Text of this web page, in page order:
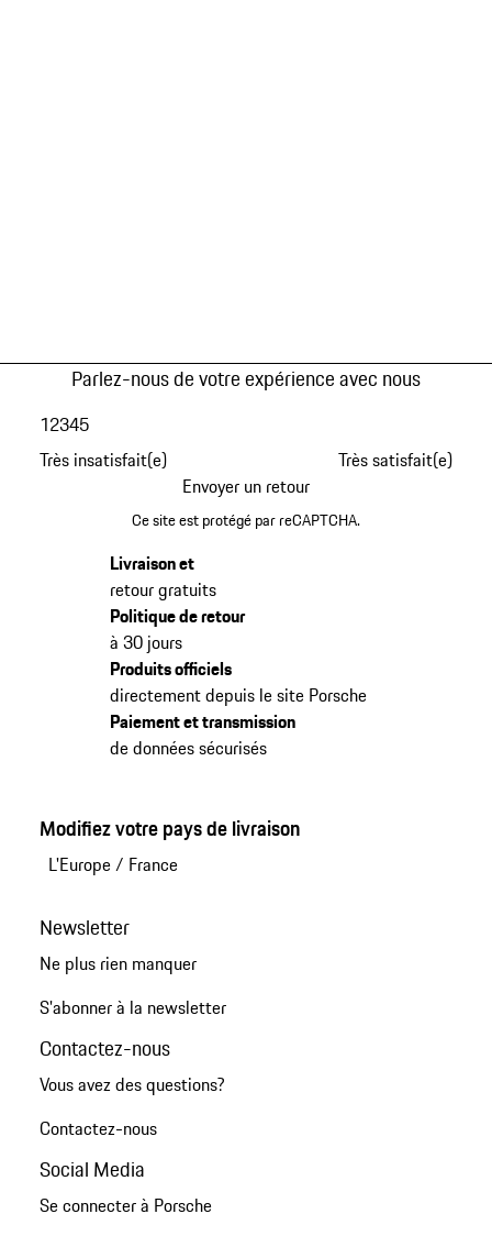
Parlez-nous de votre expérience avec nous
Très insatisfait(e)
12345
Très satisfait(e)
Envoyer un retour
Ce site est protégé par reCAPTCHA.
Livraison et
retour gratuits
Politique de retour
à 30 jours
Produits officiels
directement depuis le site Porsche
Paiement et transmission
de données sécurisés
Modifiez votre pays de livraison
L'Europe/ France
Newsletter
Ne plus rien manquer
S'abonner à la newsletter
Contactez-nous
Vous avez des questions?
Contactez-nous
Social Media
Se connecter à Porsche